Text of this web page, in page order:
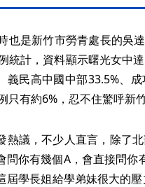
也是新竹市勞青處長的吳
統計，資料顯示曙光女中
義民高中國中部33.5%、
只有約6%，忍不住驚呼新
熱議，不少人直言，除了
問你有幾個A，會直接問你
屆學長姐給學弟妹很大的